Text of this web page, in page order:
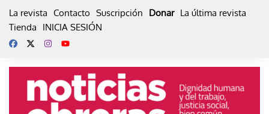
La revista Contacto Suscripción Donar La última revista
Tienda
INICIA SESIÓN